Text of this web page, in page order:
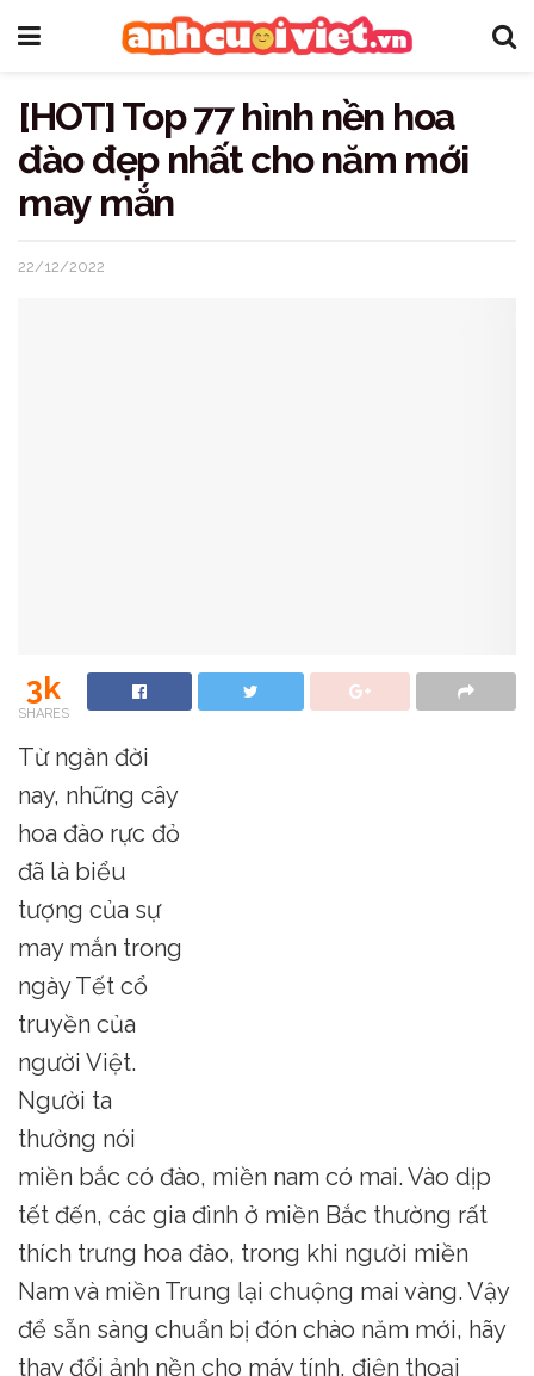
[HOT] Top 77 hình nền hoa
đào đẹp nhất cho năm mới
may mắn
22/12/2022
3k
SHARES
Từ ngàn đời
nay, những cây
hoa đào rực đỏ
đã là biểu
tượng của sự
may mắn trong
ngày Tết cổ
truyền của
người Việt.
Người ta
thường nói
miền bắc có đào, miền nam có mai. Vào dịp
tết đến, các gia đình ở miền Bắc thường rất
thích trưng hoa đào, trong khi người miền
Nam và miền Trung lại chuộng mai vàng. Vậy
để sẵn sàng chuẩn bị đón chào năm mới, hãy
thay đổi ảnh nền cho máy tính, điện thoại